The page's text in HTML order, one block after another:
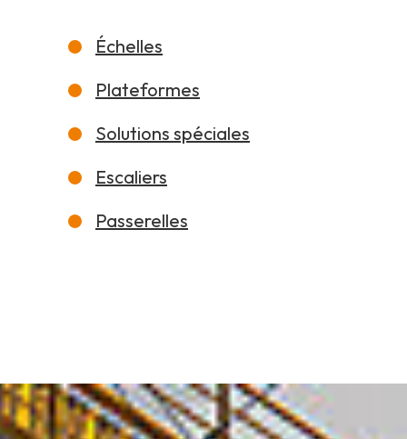
Échelles
Plateformes
Solutions spéciales
Escaliers
Passerelles